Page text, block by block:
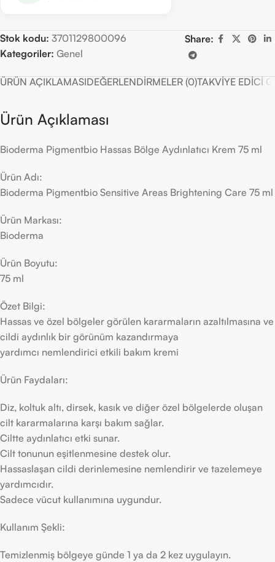
Stok kodu: 3701129800096
Kategoriler: Genel
Share:
ÜRÜN AÇIKLAMASIDEĞERLENDIRMELER (0)TAKVIYE EDICI
Ürün Açıklaması
Bioderma Pigmentbio Hassas Bölge Aydınlatıcı Krem 75 ml
Ürün Adı:
Bioderma Pigmentbio Sensitive Areas Brightening Care 75 ml
Ürün Markası:
Bioderma
Ürün Boyutu:
75 ml
Özet Bilgi:
Hassas ve özel bölgeler görülen kararmaların azaltılmasına ve
cildi aydınlık bir görünüm kazandırmaya
yardımcı nemlendirici etkili bakım kremi
Ürün Faydaları:
Diz, koltuk altı, dirsek, kasık ve diğer özel bölgelerde oluşan
cilt kararmalarına karşı bakım sağlar.
Ciltte aydınlatıcı etki sunar.
Cilt tonunun eşitlenmesine destek olur.
Hassaslaşan cildi derinlemesine nemlendirir ve tazelemeye
yardımcıdır.
​Sadece vücut kullanımına uygundur.
Kullanım Şekli:
Temizlenmiş bölgeye günde 1 ya da 2 kez uygulayın.